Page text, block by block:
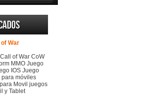
War
of War CoW
MMO Juego
IOS Juego
para móviles
Movil juegos
y Tablet